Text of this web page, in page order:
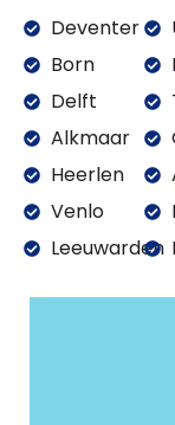
Deventer
Born
Delft
Alkmaar
Heerlen
Venlo
Leeuwarden